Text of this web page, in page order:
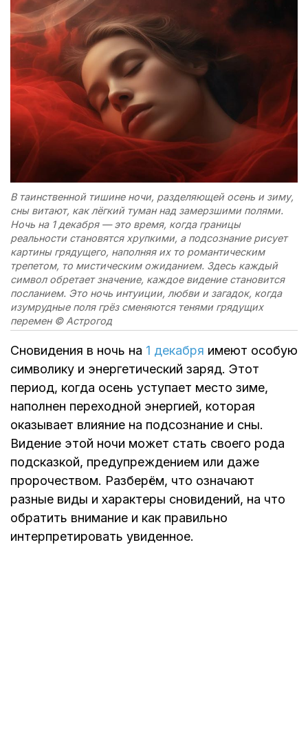
В таинственной тишине ночи, разделяющей осень и зиму,
сны витают, как лёгкий туман над замерзшими полями.
Ночь на 1 декабря — это время, когда границы
реальности становятся хрупкими, а подсознание рисует
картины грядущего, наполняя их то романтическим
трепетом, то мистическим ожиданием. Здесь каждый
символ обретает значение, каждое видение становится
посланием. Это ночь интуиции, любви и загадок, когда
изумрудные поля грёз сменяются тенями грядущих
перемен © Астрогод
Сновидения в ночь на 1 декабря имеют особую
символику и энергетический заряд. Этот
период, когда осень уступает место зиме,
наполнен переходной энергией, которая
оказывает влияние на подсознание и сны.
Видение этой ночи может стать своего рода
подсказкой, предупреждением или даже
пророчеством. Разберём, что означают
разные виды и характеры сновидений, на что
обратить внимание и как правильно
интерпретировать увиденное.